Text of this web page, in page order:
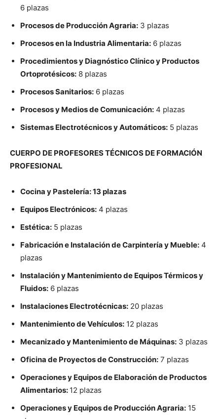
6 plazas
Procesos de Producción Agraria: 3 plazas
Procesos en la Industria Alimentaria: 6 plazas
Procedimientos y Diagnóstico Clínico y Productos
Ortoprotésicos: 8 plazas
Procesos Sanitarios: 6 plazas
Procesos y Medios de Comunicación: 4 plazas
Sistemas Electrotécnicos y Automáticos: 5 plazas
CUERPO DE PROFESORES TÉCNICOS DE FORMACIÓN
PROFESIONAL
Cocina y Pastelería: 13 plazas
Equipos Electrónicos: 4 plazas
Estética: 5 plazas
Fabricación e Instalación de Carpintería y Mueble: 4
plazas
Instalación y Mantenimiento de Equipos Térmicos y
Fluidos: 6 plazas
Instalaciones Electrotécnicas: 20 plazas
Mantenimiento de Vehículos: 12 plazas
Mecanizado y Mantenimiento de Máquinas: 3 plazas
Oficina de Proyectos de Construcción: 7 plazas
Operaciones y Equipos de Elaboración de Productos
Alimentarios: 12 plazas
Operaciones y Equipos de Producción Agraria: 15